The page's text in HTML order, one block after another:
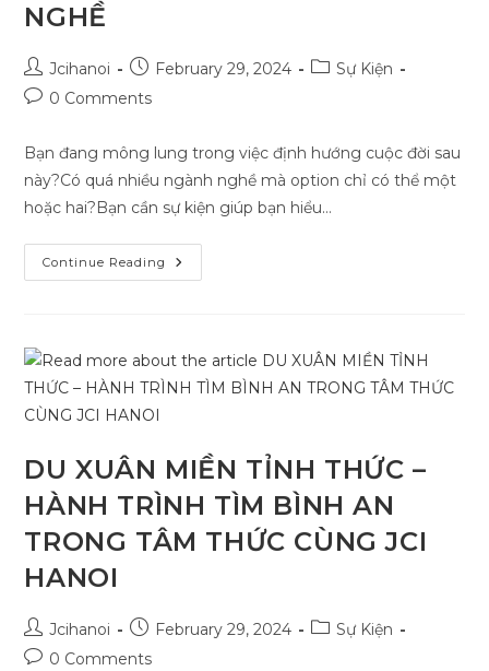
NGHỀ
Post
author:
Jcihanoi
Post
published:
February 29, 2024
PostSự Kiện
Post0 Comments
Bạn đang mông lung trong việc định hướng cuộc đời sau
này?Có quá nhiều ngành nghề mà option chỉ có thể một
hoặc hai?Bạn cần sự kiện giúp bạn hiểu…
Continue Reading SỰ
KIỆN
THÂN
–
TƯƠNG
DU XUÂN MIỀN TỈNH THỨC –
HÀNH TRÌNH TÌM BÌNH AN
TRONG TÂM THỨC CÙNG JCI
HANOI
Post
author:
Jcihanoi
Post
published:
February 29, 2024
PostSự Kiện
Post0 Comments